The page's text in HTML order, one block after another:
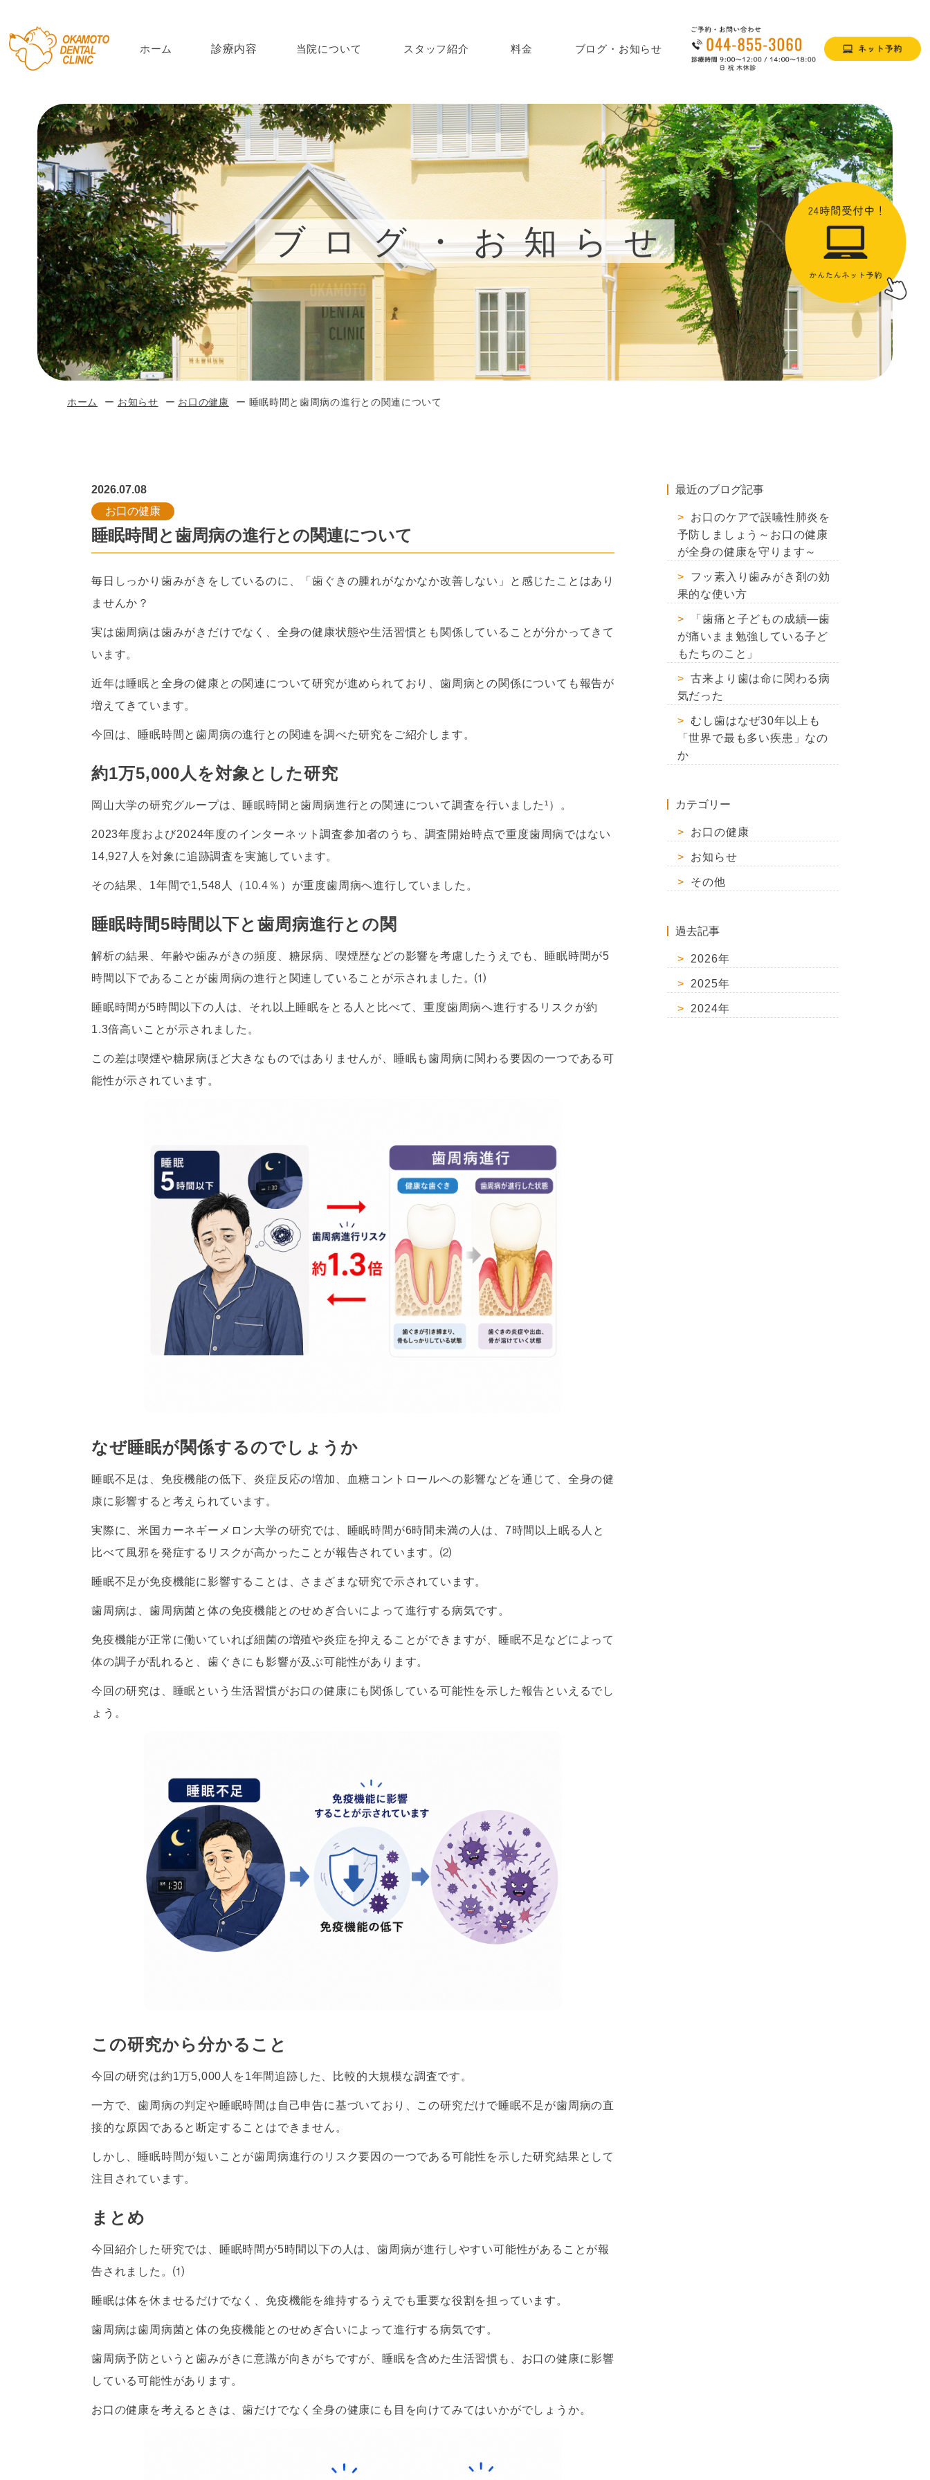
ホーム 診療内容 当院について スタッフ紹介 料金 ブログ・お知らせ
ブログ・お知らせ
ホーム お知らせ お口の健康 睡眠時間と歯周病の進行との関連について
2026.07.08
お口の健康
睡眠時間と歯周病の進行との関連について
毎日しっかり歯みがきをしているのに、「歯ぐきの腫れがなかなか改善しない」と感じたことはあり
ませんか？
実は歯周病は歯みがきだけでなく、全身の健康状態や生活習慣とも関係していることが分かってきて
います。
近年は睡眠と全身の健康との関連について研究が進められており、歯周病との関係についても報告が
増えてきています。
今回は、睡眠時間と歯周病の進行との関連を調べた研究をご紹介します。
約1万5,000人を対象とした研究
岡山大学の研究グループは、睡眠時間と歯周病進行との関連について調査を行いました¹）。
2023年度および2024年度のインターネット調査参加者のうち、調査開始時点で重度歯周病ではない
14,927人を対象に追跡調査を実施しています。
その結果、1年間で1,548人（10.4％）が重度歯周病へ進行していました。
睡眠時間5時間以下と歯周病進行との関
解析の結果、年齢や歯みがきの頻度、糖尿病、喫煙歴などの影響を考慮したうえでも、睡眠時間が5
時間以下であることが歯周病の進行と関連していることが示されました。⑴
睡眠時間が5時間以下の人は、それ以上睡眠をとる人と比べて、重度歯周病へ進行するリスクが約
1.3倍高いことが示されました。
この差は喫煙や糖尿病ほど大きなものではありませんが、睡眠も歯周病に関わる要因の一つである可
能性が示されています。
なぜ睡眠が関係するのでしょうか
睡眠不足は、免疫機能の低下、炎症反応の増加、血糖コントロールへの影響などを通じて、全身の健
康に影響すると考えられています。
実際に、米国カーネギーメロン大学の研究では、睡眠時間が6時間未満の人は、7時間以上眠る人と
比べて風邪を発症するリスクが高かったことが報告されています。⑵
睡眠不足が免疫機能に影響することは、さまざまな研究で示されています。
歯周病は、歯周病菌と体の免疫機能とのせめぎ合いによって進行する病気です。
免疫機能が正常に働いていれば細菌の増殖や炎症を抑えることができますが、睡眠不足などによって
体の調子が乱れると、歯ぐきにも影響が及ぶ可能性があります。
今回の研究は、睡眠という生活習慣がお口の健康にも関係している可能性を示した報告といえるでし
ょう。
この研究から分かること
今回の研究は約1万5,000人を1年間追跡した、比較的大規模な調査です。
一方で、歯周病の判定や睡眠時間は自己申告に基づいており、この研究だけで睡眠不足が歯周病の直
接的な原因であると断定することはできません。
しかし、睡眠時間が短いことが歯周病進行のリスク要因の一つである可能性を示した研究結果として
注目されています。
まとめ
今回紹介した研究では、睡眠時間が5時間以下の人は、歯周病が進行しやすい可能性があることが報
告されました。⑴
睡眠は体を休ませるだけでなく、免疫機能を維持するうえでも重要な役割を担っています。
歯周病は歯周病菌と体の免疫機能とのせめぎ合いによって進行する病気です。
歯周病予防というと歯みがきに意識が向きがちですが、睡眠を含めた生活習慣も、お口の健康に影響
している可能性があります。
お口の健康を考えるときは、歯だけでなく全身の健康にも目を向けてみてはいかがでしょうか。
最近のブログ記事
お口のケアで誤嚥性肺炎を
予防しましょう～お口の健康
が全身の健康を守ります～
フッ素入り歯みがき剤の効
果的な使い方
「歯痛と子どもの成績―歯
が痛いまま勉強している子ど
もたちのこと」
古来より歯は命に関わる病
気だった
むし歯はなぜ30年以上も
「世界で最も多い疾患」なの
か
カテゴリー
お口の健康
お知らせ
その他
過去記事
2026年
2025年
2024年